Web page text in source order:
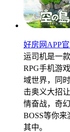
好房网APP
运司机是一
RPG手机游
域世界，同
击奥义大招
情奋战，奇
BOSS等你
其中。